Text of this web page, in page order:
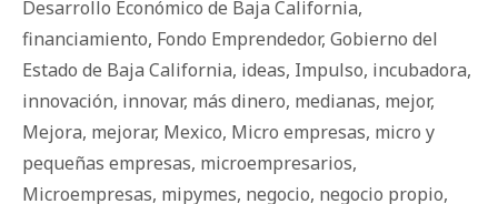
Desarrollo Económico de Baja California,
financiamiento, Fondo Emprendedor, Gobierno del
Estado de Baja California, ideas, Impulso, incubadora,
innovación, innovar, más dinero, medianas, mejor,
Mejora, mejorar, Mexico, Micro empresas, micro y
pequeñas empresas, microempresarios,
Microempresas, mipymes, negocio, negocio propio,